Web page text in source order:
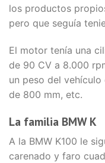
los productos
pero que seguía
El motor tenía una
de 90 CV a 8.000
un peso del
de 800 mm, etc.
La familia BMW K
A la BMW K100 le
carenado y faro